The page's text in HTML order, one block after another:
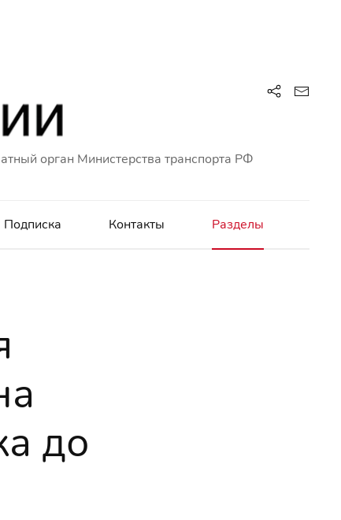
орган Министерства транспорта РФ
Подписка Контакты Разделы
до